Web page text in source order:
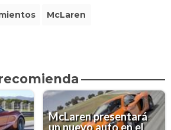
McLaren
McLaren presentará
un nuevo auto en el